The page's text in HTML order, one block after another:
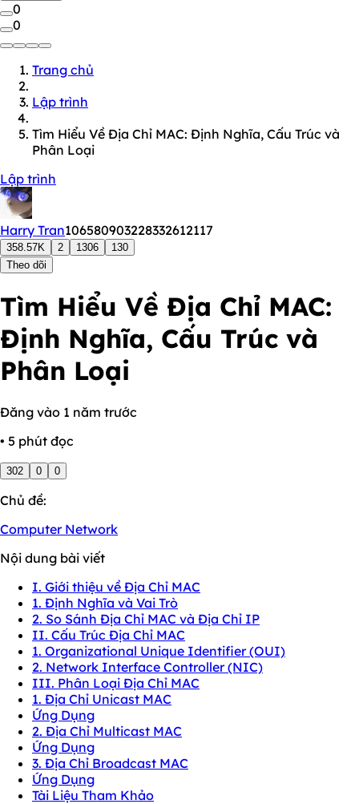
0
0
Trang chủ
Lập trình
Tìm Hiểu Về Địa Chỉ MAC: Định Nghĩa, Cấu Trúc và
Phân Loại
Lập trình
Harry Tran106580903228332612117
358.57K 2 1306
130
Theo dõi
Tìm Hiểu Về Địa Chỉ MAC:
Định Nghĩa, Cấu Trúc và
Phân Loại
Đăng vào 1 năm trước
• 5 phút đọc
302 0 0
Chủ đề:
Computer Network
Nội dung bài viết
I. Giới thiệu về Địa Chỉ MAC
1. Định Nghĩa và Vai Trò
2. So Sánh Địa Chỉ MAC và Địa Chỉ IP
II. Cấu Trúc Địa Chỉ MAC
1. Organizational Unique Identifier (OUI)
2. Network Interface Controller (NIC)
III. Phân Loại Địa Chỉ MAC
1. Địa Chỉ Unicast MAC
Ứng Dụng
2. Địa Chỉ Multicast MAC
Ứng Dụng
3. Địa Chỉ Broadcast MAC
Ứng Dụng
Tài Liệu Tham Khảo